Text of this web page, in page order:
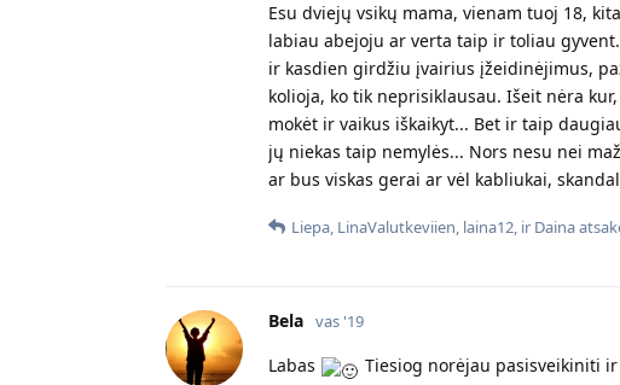
Esu dviejų vsikų mama, vienam tuoj 18,
labiau abejoju ar verta taip ir toliau
ir kasdien girdžiu įvairius įžeidinėjimus,
kolioja, ko tik neprisiklausau. Išeit nėra
mokėt ir vaikus iškaikyt... Bet ir taip
jų niekas taip nemylės... Nors nesu nei
ar bus viskas gerai ar vėl kabliukai,
Liepa, LinaValutkeviien, laina12, ir Daina
Bela vas '19
Labas
Tiesiog norėjau pasisveikiniti